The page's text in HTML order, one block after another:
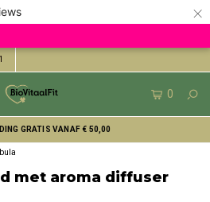
×
0
GRATIS VANAF € 50,00
met aroma diffuser